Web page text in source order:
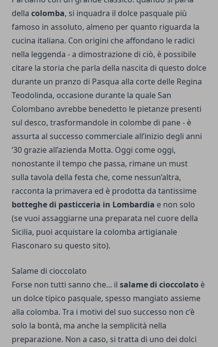
della colomba, si inquadra il dolce pasquale più
famoso in assoluto, almeno per quanto riguarda la
cucina italiana. Con origini che affondano le radici
nella leggenda - a dimostrazione di ciò, è possibile
citare la storia che parla della nascita di questo dolce
durante un pranzo di Pasqua alla corte delle Regina
Teodolinda, occasione durante la quale San
Colombano avrebbe benedetto le pietanze presenti
sul desco, trasformandole in colombe di pane - è
assurta al successo commerciale all’inizio degli anni
‘30 grazie all’azienda Motta. Oggi come oggi,
nonostante il tempo che passa, rimane un must
sulla tavola della festa che, come nessun’altra,
racconta la primavera ed è prodotta da tantissime
botteghe di pasticceria in Lombardia e non solo
(se vuoi assaggiarne una preparata nel cuore della
Sicilia, puoi acquistare la colomba artigianale
Fiasconaro su questo sito).
Salame di cioccolato
Forse non tutti sanno che... il salame di cioccolato è
un dolce tipico pasquale, spesso mangiato assieme
alla colomba. Tra i motivi del suo successo non c’è
solo la bontà, ma anche la semplicità nella
preparazione. Non a caso, si tratta di uno dei dolci